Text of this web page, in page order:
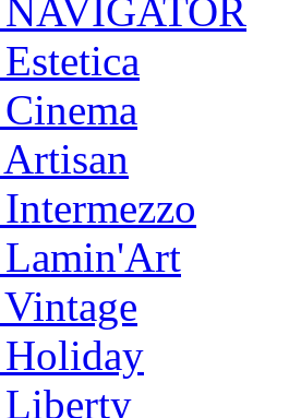
NAVIGATOR
Estetica
Cinema
Artisan
Intermezzo
Lamin'Art
Vintage
Holiday
Liberty